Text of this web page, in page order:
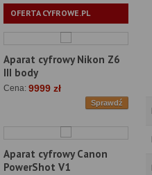
OFERTA CYFROWE.PL
Aparat cyfrowy Nikon Z6
III body
Cena: 9999 zł
Sprawdź
Aparat cyfrowy Canon
PowerShot V1